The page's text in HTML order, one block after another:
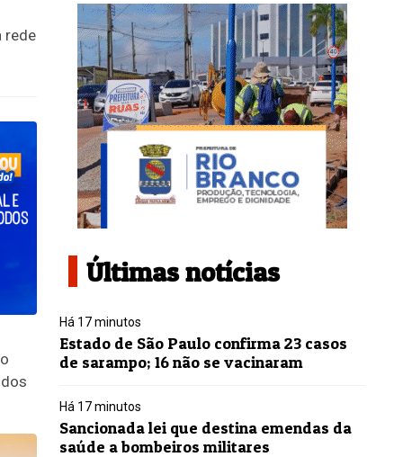
rede
Últimas notícias
Há 17 minutos
Estado de São Paulo confirma 23 casos
de sarampo; 16 não se vacinaram
Há 17 minutos
Sancionada lei que destina emendas da
saúde a bombeiros militares